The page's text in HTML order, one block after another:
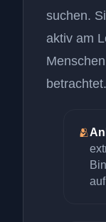
suchen.
aktiv am
betrachtet.
🫂